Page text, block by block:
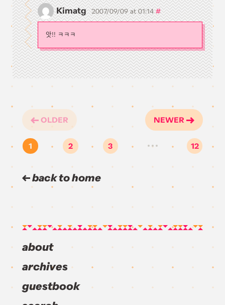
Kimatg 2007/09/09 at 01:14#
앗!! ㅋㅋㅋ
OLDER
1 2 3 … 12
NEWER
back to home
about
archives
guestbook